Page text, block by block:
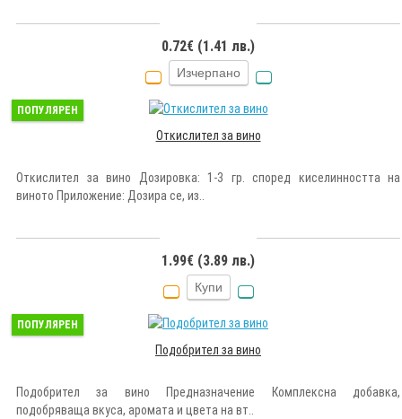
0.72€ (1.41 лв.)
Изчерпано
ПОПУЛЯРЕН
Откислител за вино
Откислител за вино Дозировка: 1-3 гр. според киселинността на
виното Приложение: Дозира се, из..
1.99€ (3.89 лв.)
Купи
ПОПУЛЯРЕН
Подобрител за вино
Подобрител за вино Предназначение Комплексна добавка,
подобряваща вкуса, аромата и цвета на вт..